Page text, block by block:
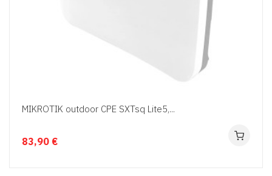
MIKROTIK outdoor CPE SXTsq Lite5,...
83,90 €